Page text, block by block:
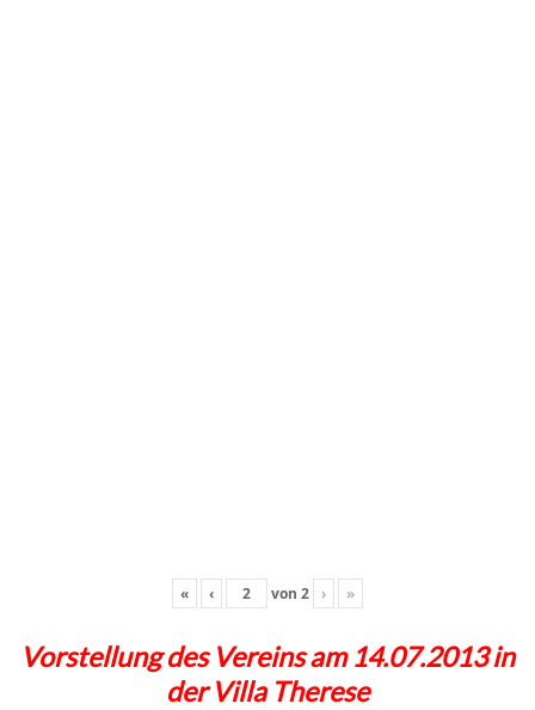
« ‹ von 2 › »
Vorstellung des Vereins am 14.07.2013 in
der Villa Therese